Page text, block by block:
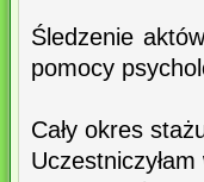
Śledzenie
pomocy
Cały okres